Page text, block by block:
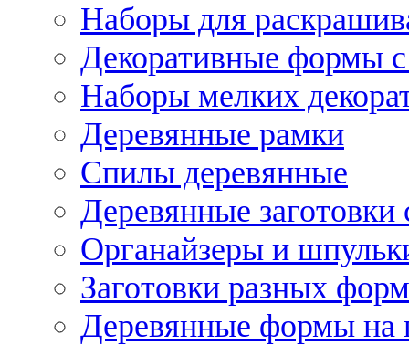
Наборы для
Декоративные формы с
Наборы мелких
Деревянные рамки
Спилы деревянные
Деревянные заготовки
Органайзеры и
Заготовки разных
Деревянные формы на